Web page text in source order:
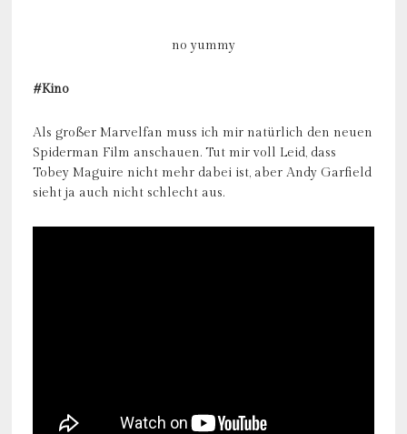
no yummy
#Kino
Als großer Marvelfan muss ich mir natürlich den neuen
Spiderman Film anschauen. Tut mir voll Leid, dass
Tobey Maguire nicht mehr dabei ist, aber Andy Garfield
sieht ja auch nicht schlecht aus.